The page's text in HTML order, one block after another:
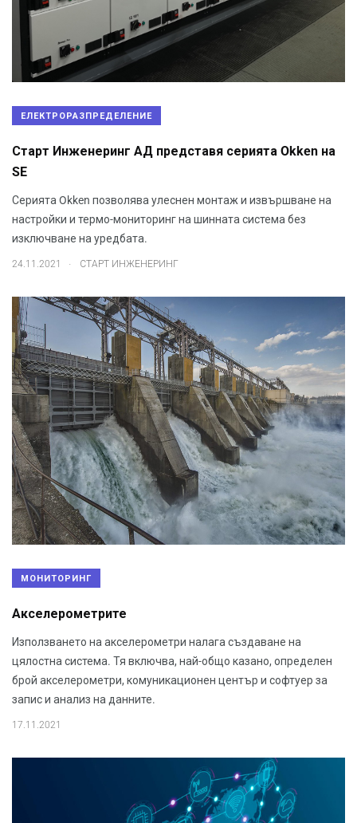
ЕЛЕКТРОРАЗПРЕДЕЛЕНИЕ
Старт Инженеринг АД представя серията Okken на
SE
Серията Okken позволява улеснен монтаж и извършване на
настройки и термо-мониторинг на шинната система без
изключване на уредбата.
24.11.2021 . СТАРТ ИНЖЕНЕРИНГ
МОНИТОРИНГ
Акселерометрите
Използването на акселерометри налага създаване на
цялостна система. Тя включва, най-общо казано, определен
брой акселерометри, комуникационен център и софтуер за
запис и анализ на данните.
17.11.2021